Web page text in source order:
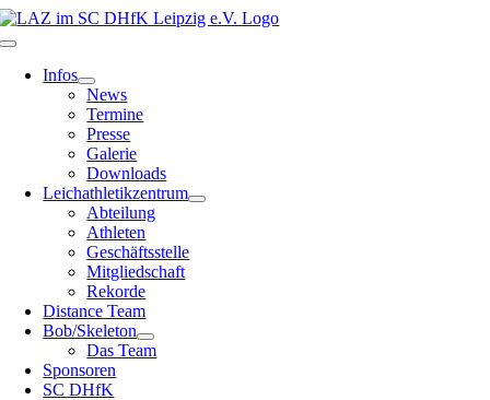
Zum
Inhalt
Toggle
Navigation
Infos
News
Termine
Presse
Galerie
Downloads
Leichathletikzentrum
Abteilung
Athleten
Geschäftsstelle
Mitgliedschaft
Rekorde
Distance Team
Bob/Skeleton
Das Team
Sponsoren
SC DHfK